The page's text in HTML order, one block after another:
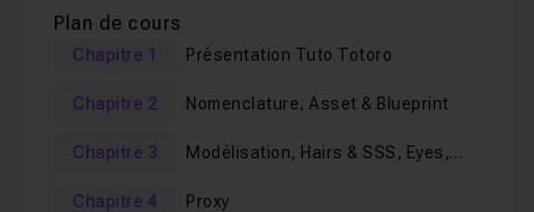
permettra de découvrir le
lorsque vous êtes plusieurs sur un mêmeprojet 3D
Vous aborderez toutes les étapes de production :
modélisation 3D,
texturing,
Plan de cours
Chapitre 1 Présentation Tuto Totoro
Chapitre 2 Nomenclature, Asset & Blueprint
Chapitre 3
Modélisation, Hairs & SSS, Eyes,
Chapitre 4
Proxy